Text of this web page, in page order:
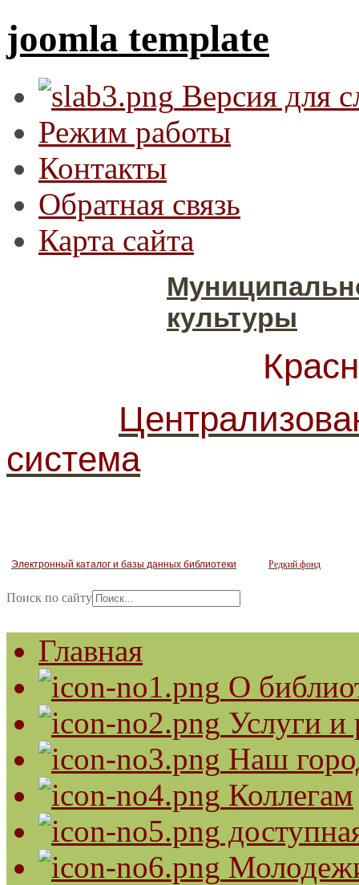
joomla template
Версия для
Режим работы
Контакты
Обратная связь
Карта сайта
культуры
система
Электронный каталог и базы данных библиотеки Редкий фонд
Поиск по сайту
Главная
О
Услуги и
Наш
Коллегам